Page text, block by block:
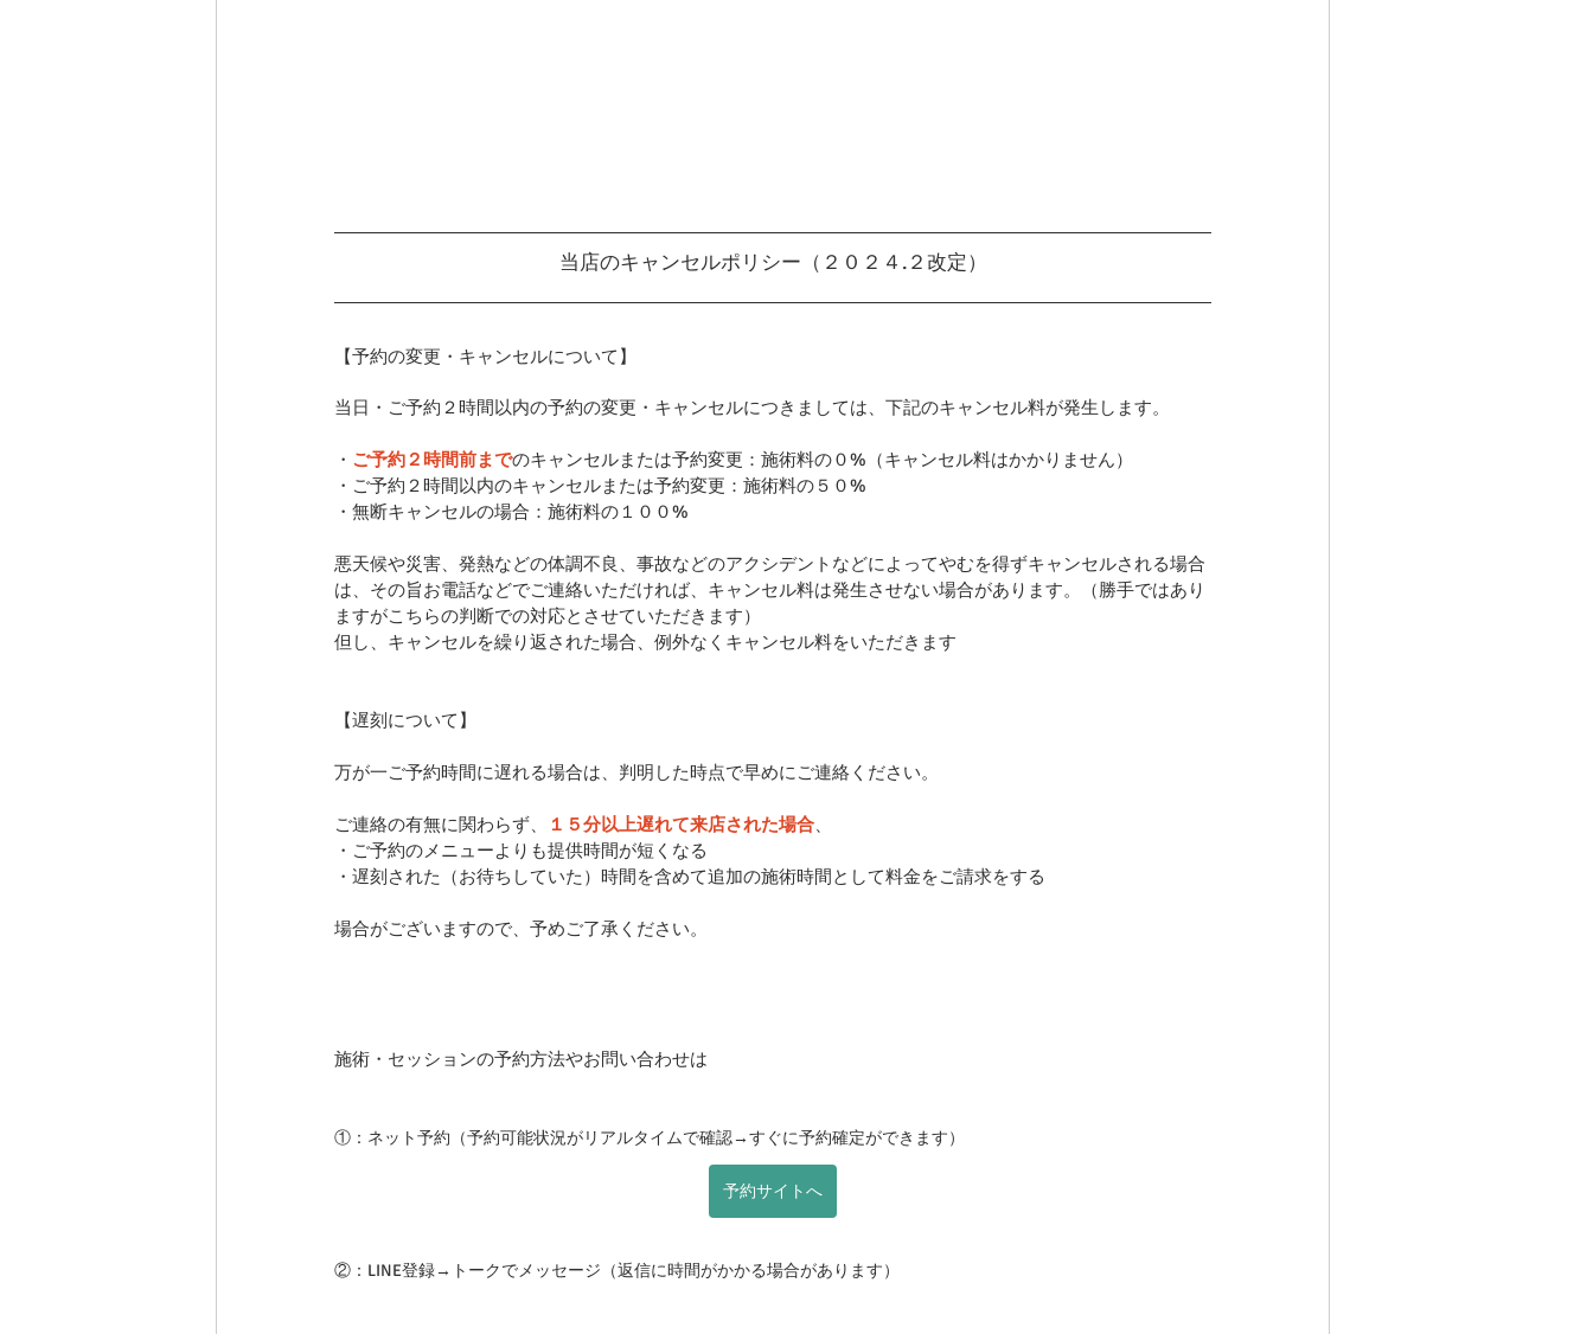
当店のキャンセルポリシー（２０２４.２改定）
【予約の変更・キャンセルについて】
当日・ご予約２時間以内の予約の変更・キャンセルにつきましては、下記のキャンセル料が発生します。
・ ご予約２時間前までのキャンセルまたは予約変更：施術料の０%（キャンセル料はかかりません）
・ご予約２時間以内のキャンセルまたは予約変更：施術料の５０%
・無断キャンセルの場合：施術料の１００%
悪天候や災害、発熱などの体調不良、事故などのアクシデントなどによってやむを得ずキャンセルされる場合
は、その旨お電話などでご連絡いただければ、キャンセル料は発生させない場合があります。（勝手ではあり
ますがこちらの判断での対応とさせていただきます）
但し、キャンセルを繰り返された場合、例外なくキャンセル料をいただきます
【遅刻について】
万が一ご予約時間に遅れる場合は、判明した時点で早めにご連絡ください。
ご連絡の有無に関わらず、 １５分以上遅れて来店された場合、
・ご予約のメニューよりも提供時間が短くなる
・遅刻された（お待ちしていた）時間を含めて追加の施術時間として料金をご請求をする
場合がございますので、予めご了承ください。
施術・セッションの予約方法やお問い合わせは
①：ネット予約（予約可能状況がリアルタイムで確認→すぐに予約確定ができます）
予約サイトへ
②：LINE登録→トークでメッセージ（返信に時間がかかる場合があります）